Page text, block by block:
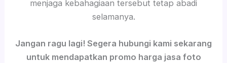
menjaga kebahagiaan tersebut tetap abadi
selamanya.
Jangan ragu lagi! Segera hubungi kami sekarang
untuk mendapatkan promo harga jasa foto